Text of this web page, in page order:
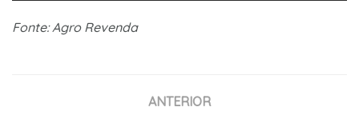
Fonte: Agro Revenda
ANTERIOR